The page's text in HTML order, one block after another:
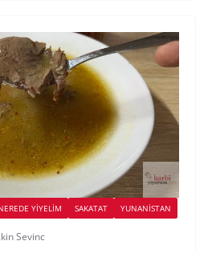
YİYELİM SAKATAT YUNANISTAN
Sevinc